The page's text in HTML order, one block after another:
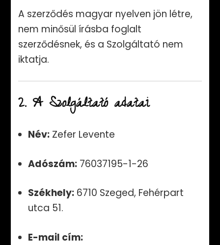
A szerződés magyar nyelven jön létre,
nem minősül írásba foglalt
szerződésnek, és a Szolgáltató nem
iktatja.
2. A Szolgáltató adatai
Név: Zefer Levente
Adószám: 76037195-1-26
Székhely: 6710 Szeged, Fehérpart
utca 51.
E-mail cím: